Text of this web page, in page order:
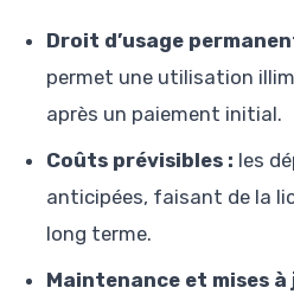
Droit d’usage
permet une utilisation
après un paiement initial.
Coûts prévisibles : les
anticipées, faisant de la
long terme.
Maintenance et mises